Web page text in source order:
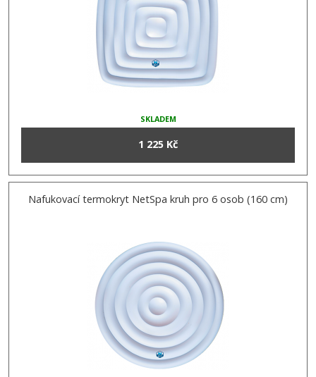
SKLADEM
1 225 Kč
Nafukovací termokryt NetSpa kruh pro 6 osob (160 cm)